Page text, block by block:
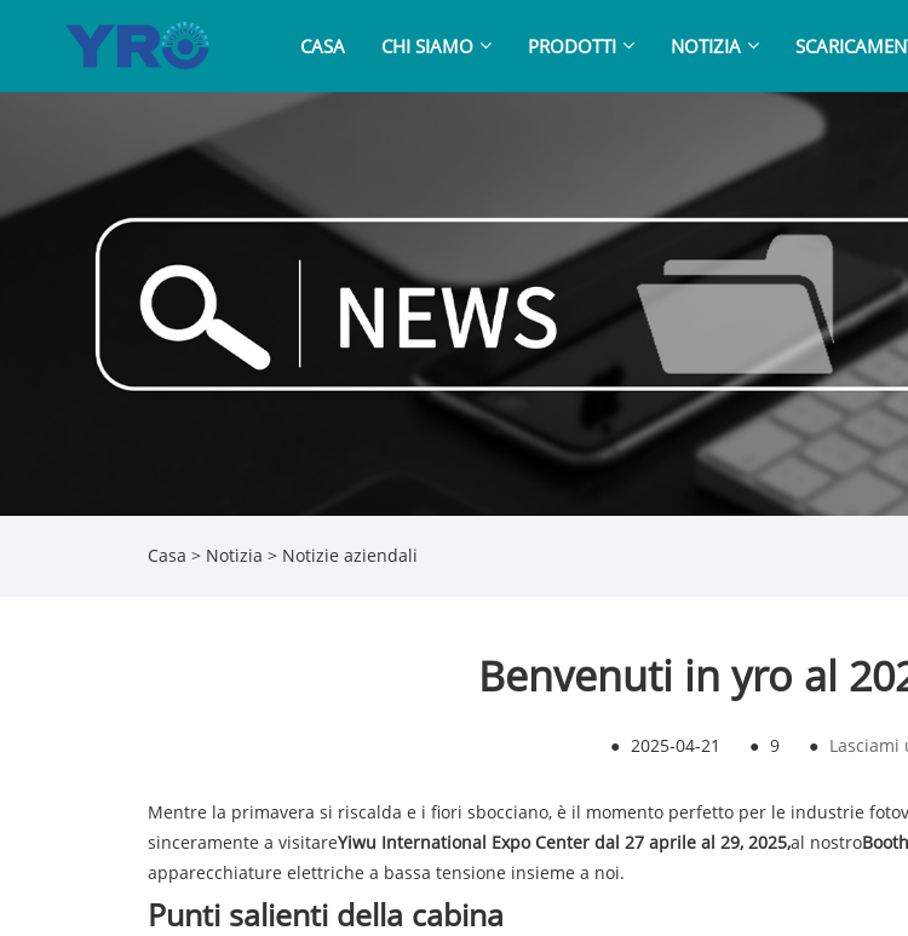
CASA CHI SIAMO PRODOTTI NOTIZIA
Casa > Notizia > Notizie aziendali
Benvenuti in yro al
● 2025-04-21 ● 9 ● Lasciami
Mentre la primavera si riscalda e i fiori sbocciano, è il momento perfetto per le industrie
sinceramente a visitareYiwu International Expo Center dal 27 aprile al 29, 2025,al nostro
apparecchiature elettriche a bassa tensione insieme a noi.
Punti salienti della cabina